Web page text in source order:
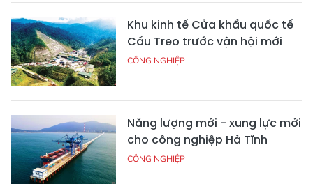
Khu kinh tế Cửa khẩu quốc tế
Cầu Treo trước vận hội mới
CÔNG NGHIỆP
Năng lượng mới - xung lực mới
cho công nghiệp Hà Tĩnh
CÔNG NGHIỆP